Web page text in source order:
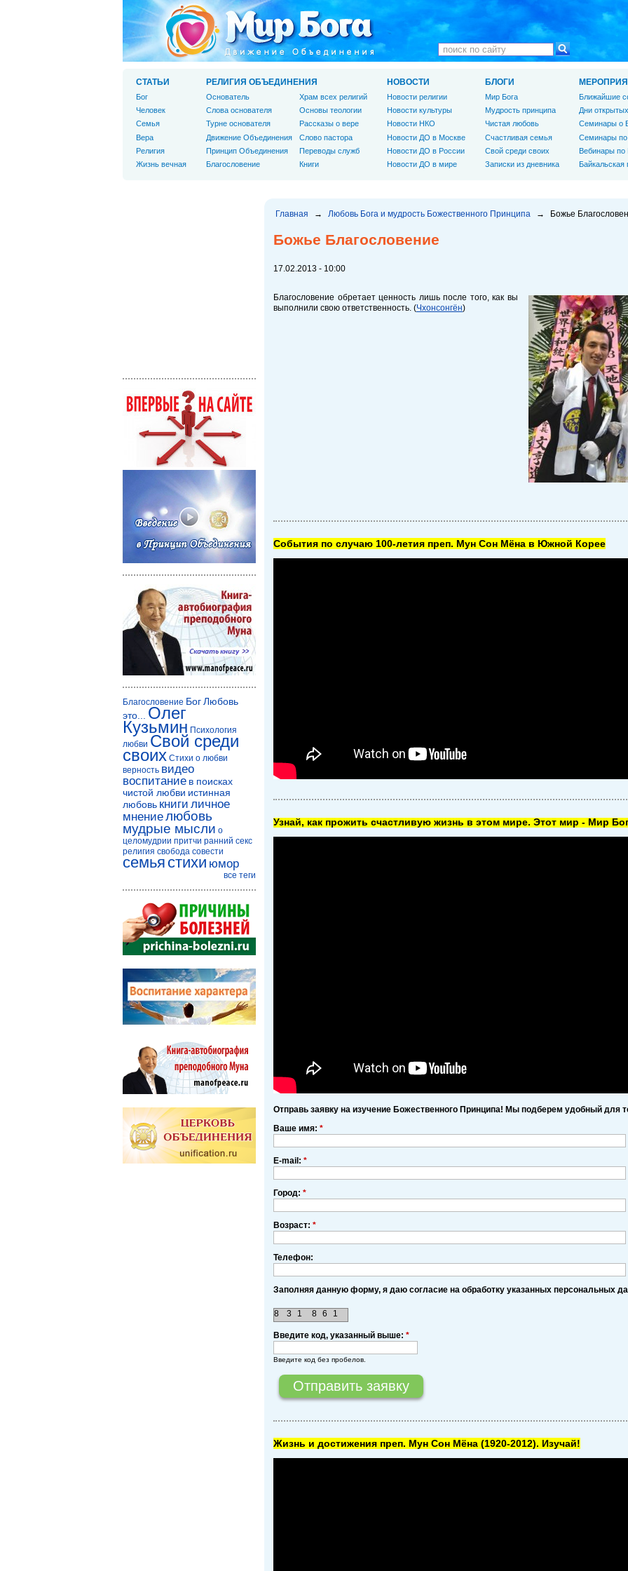
Главная → Любовь Бога и мудрость Божественного Принципа → Божье
Божье Благословение
17.02.2013 - 10:00
Благословение обретает ценность лишь после того, как вы
выполнили свою ответственность. (Чхонсонгён)
Cобытия по случаю 100-летия преп. Мун Сон Мёна в Южной Корее
Узнай, как прожить счастливую жизнь в этом мире. Этот мир - Мир
Отправь заявку на изучение Божественного Принципа! Мы подберем удобный для
Ваше имя: *
E-mail: *
Город: *
Возраст: *
Телефон:
Заполняя данную форму, я даю согласие на обработку указанных персональных
8 6 1
3
8 1
Введите код, указанный выше: *
Введите код без пробелов.
Жизнь и достижения преп. Мун Сон Мёна (1920-2012). Изучай!
СТАТЬИ
Бог
Человек
Cемья
Вера
Религия
Жизнь вечная
РЕЛИГИЯ ОБЪЕДИНЕНИЯ
Основатель
Слова основателя
Турне основателя
Движение Объединения
Принцип Объединения
Благословение
Храм всех религий
Основы теологии
Рассказы о вере
Слово пастора
Переводы служб
Книги
НОВОСТИ
Новости религии
Новости культуры
Новости НКО
Новости ДО в Москве
Новости ДО в России
Новости ДО в мире
БЛОГИ
Мир Бога
Мудрость принципа
Чистая любовь
Счастливая семья
Свой среди своих
Записки из дневника
Ближайшие
Дни
Семинары о
Семинары
Вебинары по
Байкальская
Благословение БогЛюбовь
это...
Олег
Кузьмин Психология
любви Свой среди
своих Стихи о любви
верность видео
воспитание в поисках
чистой любви истинная
любовь книги личное
мнениелюбовь
мудрые мысли о
целомудрии притчи ранний секс
религия свобода совести
семья стихи юмор
все теги